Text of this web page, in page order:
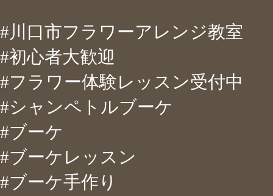
#川口市フラワーアレンジ教室
#初心者大歓迎
#フラワー体験レッスン受付中
#シャンペトルブーケ
#ブーケ
#ブーケレッスン
#ブーケ手作り